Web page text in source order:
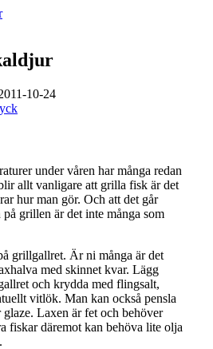
10-24
under våren har många redan
allt vanligare att grilla fisk är det
hur man gör. Och att det går
grillen är det inte många som
grillgallret. Är ni många är det
med skinnet kvar. Lägg
och krydda med flingsalt,
vitlök. Man kan också pensla
Laxen är fet och behöver
fiskar däremot kan behöva lite olja